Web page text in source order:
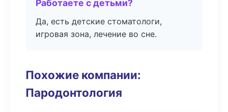
Работаете с детьми?
Да, есть детские стоматологи,
игровая зона, лечение во сне.
Похожие компании:
Пародонтология